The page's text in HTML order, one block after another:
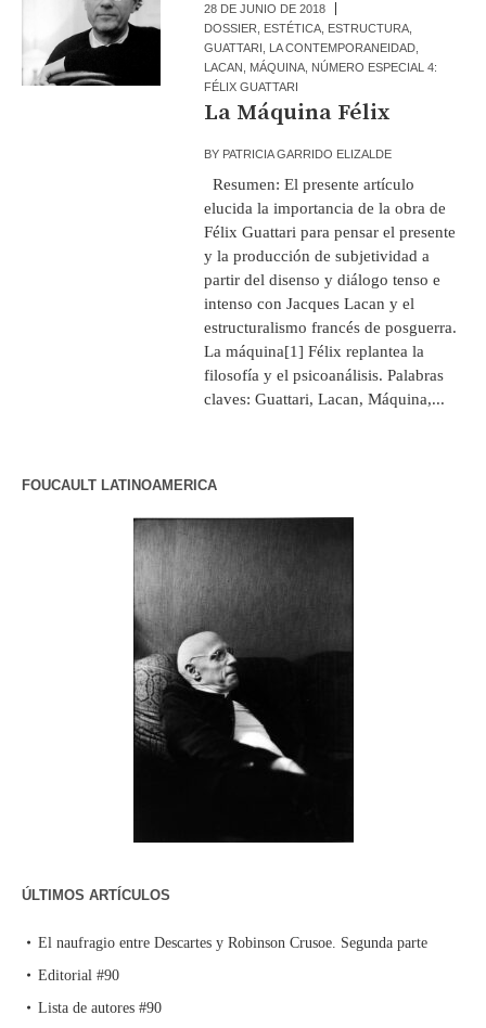
28 DE JUNIO DE 2018
DOSSIER
ESTÉTICA ESTRUCTURA
GUATTARI
LA CONTEMPORANEIDAD
LACAN
MÁQUINA NÚMERO ESPECIAL 4:
FÉLIX GUATTARI
La Máquina Félix
BY PATRICIA GARRIDO ELIZALDE
Resumen: El presente artículo
elucida la importancia de la obra de
Félix Guattari para pensar el presente
y la producción de subjetividad a
partir del disenso y diálogo tenso e
intenso con Jacques Lacan y el
estructuralismo francés de posguerra.
La máquina[1] Félix replantea la
filosofía y el psicoanálisis. Palabras
claves: Guattari, Lacan, Máquina,...
FOUCAULT LATINOAMERICA
ÚLTIMOS ARTÍCULOS
El naufragio entre Descartes y Robinson Crusoe. Segunda parte
Editorial #90
Lista de autores #90